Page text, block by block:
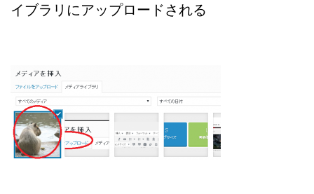
イブラリにアップロードされる